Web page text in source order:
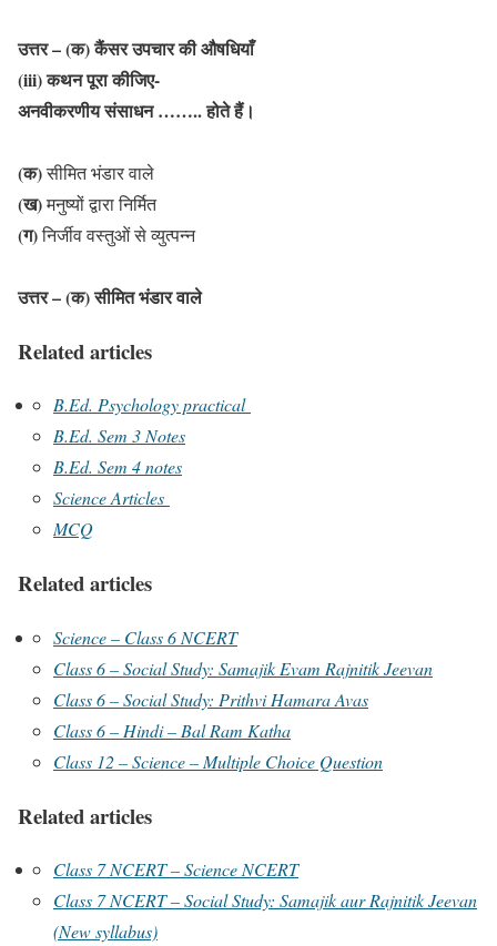
उत्तर – (क) कैंसर उपचार की औषधियाँ
(iii) कथन पूरा कीजिए-
अनवीकरणीय संसाधन …….. होते हैं।
(क)सीमित भंडार वाले
(ख)मनुष्यों द्वारा निर्मित
(ग)निर्जीव वस्तुओं से व्युत्पन्न
उत्तर – (क) सीमित भंडार वाले
Related articles
B.Ed. Psychology practical
B.Ed. Sem 3 Notes
B.Ed. Sem 4 notes
Science Articles
MCQ
Related articles
Science – Class 6 NCERT
Class 6 – Social Study: Samajik Evam Rajnitik Jeevan
Class 6 – Social Study: Prithvi Hamara Avas
Class 6 – Hindi – Bal Ram Katha
Class 12 – Science – Multiple Choice Question
Related articles
Class 7 NCERT – Science NCERT
Class 7 NCERT – Social Study: Samajik aur Rajnitik Jeevan
(New syllabus)